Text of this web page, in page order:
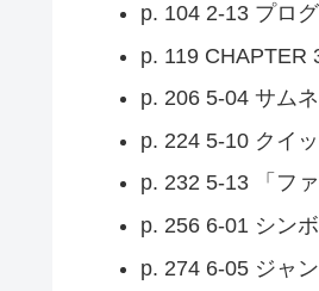
p. 104 2-13 プロ
p. 119 CHAPTER
p. 206 5-04 サム
p. 224 5-10 クイ
p. 232 5-13 「フ
p. 256 6-01 シン
p. 274 6-05 ジャ